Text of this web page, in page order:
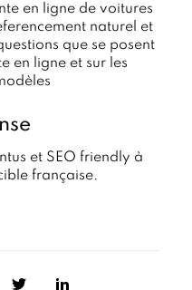
en ligne de voitures
naturel et
que se posent
en ligne et sur les
et SEO friendly à
française.